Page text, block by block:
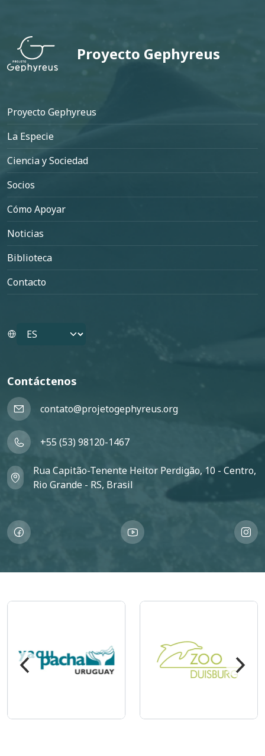
Proyecto Gephyreus
Pie de página
Proyecto Gephyreus
La Especie
Ciencia y Sociedad
Socios
Cómo Apoyar
Noticias
Biblioteca
Contacto
Select your language
Contáctenos
contato@projetogephyreus.org
+55 (53) 98120-1467
Rua Capitão-Tenente Heitor Perdigão, 10 - Centro,
Rio Grande - RS, Brasil
Imagem Imagem